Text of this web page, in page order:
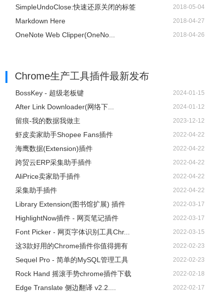
SimpleUndoClose:快速还原关闭的标签 2018-05-04
Markdown Here 2018-04-27
OneNote Web Clipper(OneNo... 2018-04-26
Chrome生产工具插件最新发布
BossKey - 超级老板键 2024-01-15
After Link Downloader(网络下... 2024-01-12
留痕-我的数据我做主 2023-12-12
虾皮卖家助手Shopee Fans插件 2022-04-22
海鹰数据(Extension)插件 2022-04-22
跨贸云ERP采集助手插件 2022-04-22
AliPrice卖家助手插件 2022-04-22
采集助手插件 2022-04-22
Library Extension(图书馆扩展) 插件 2022-03-17
HighlightNow插件 - 网页笔记插件 2022-03-17
Font Picker - 网页字体识别工具Chr... 2022-03-15
这3款好用的Chrome插件你值得拥有 2022-02-23
Sequel Pro - 简单的MySQL管理工具 2022-02-23
Rock Hand 摇滚手势chrome插件下载 2022-02-18
Edge Translate 侧边翻译 v2.2.... 2022-02-17